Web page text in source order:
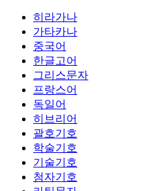
히라가나
가타카나
중국어
한글고어
그리스문자
프랑스어
독일어
히브리어
괄호기호
학술기호
기술기호
첨자기호